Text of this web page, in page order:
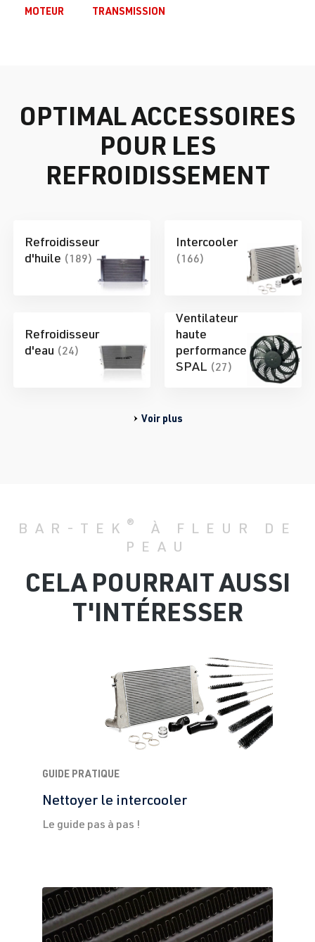
MOTEUR TRANSMISSION
OPTIMAL ACCESSOIRES
POUR LES
REFROIDISSEMENT
Refroidisseur
d'huile (189)
Intercooler
(166)
Refroidisseur
d'eau (24)
Ventilateur
haute
performance
SPAL (27)
Voir plus
BAR-TEK ®
À FLEUR DE
PEAU
CELA POURRAIT AUSSI
T'INTÉRESSER
GUIDE PRATIQUE
Nettoyer le intercooler
Le guide pas à pas !